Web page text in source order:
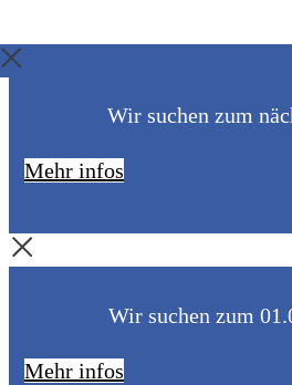
Wir suchen zum
Mehr infos
Wir suchen zum
Mehr infos